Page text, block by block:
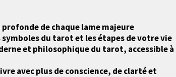
de chaque lame majeure
symboles du tarot et les étapes de votre vie
et philosophique du tarot, accessible à
avec plus de conscience, de clarté et